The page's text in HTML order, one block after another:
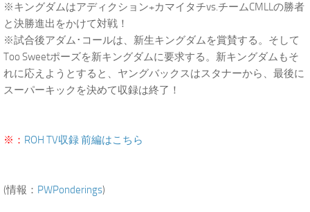
※キングダムはアディクション+カマイタチvs.チームCMLLの勝者
と決勝進出をかけて対戦！
※試合後アダム･コールは、新生キングダムを賞賛する。そして
Too Sweetポーズを新キングダムに要求する。新キングダムもそ
れに応えようとすると、ヤングバックスはスタナーから、最後に
スーパーキックを決めて収録は終了！
※： ROH TV収録 前編はこちら
(情報： PWPonderings)